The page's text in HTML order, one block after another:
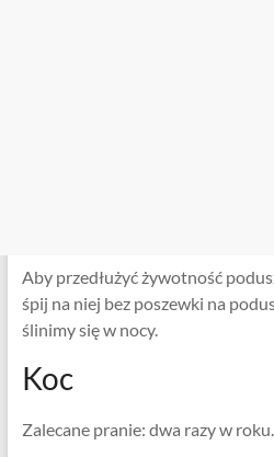
Aby przedłużyć żywotność
śpij na niej bez poszewki na
ślinimy się w nocy.
Koc
Zalecane pranie: dwa razy w roku.